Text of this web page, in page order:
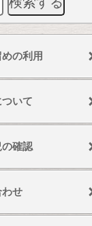
の利用
いて
確認
わせ